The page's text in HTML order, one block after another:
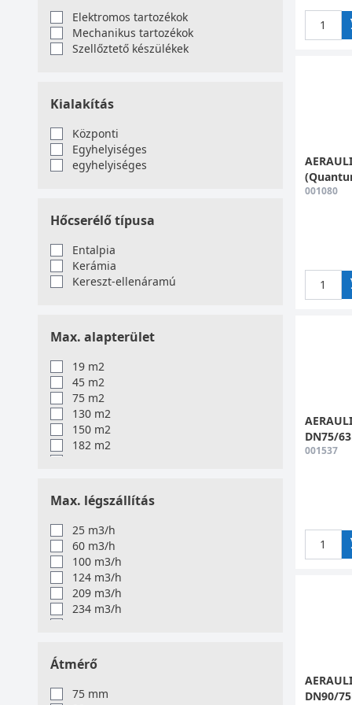
Elektromos tartozékok
Mechanikus tartozékok
Szellőztető készülékek
Kialakítás
Központi
Egyhelyiséges
egyhelyiséges
Hőcserélő típusa
Entalpia
Kerámia
Kereszt-ellenáramú
Max. alapterület
19 m2
45 m2
75 m2
130 m2
150 m2
182 m2
385 m2
415 m2
Max. légszállítás
25 m3/h
60 m3/h
100 m3/h
124 m3/h
209 m3/h
234 m3/h
357 m3/h
403 m3/h
550 m3/h
Átmérő
75 mm
A
talál
A
001080
DN75/
001537
DN90/